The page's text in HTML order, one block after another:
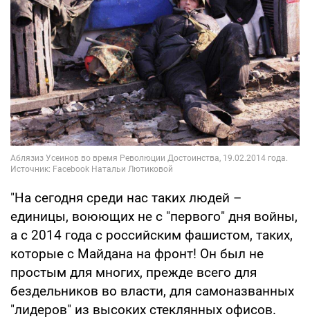
"На сегодня среди нас таких людей –
единицы, воюющих не с "первого" дня войны,
а с 2014 года с российским фашистом, таких,
которые с Майдана на фронт! Он был не
простым для многих, прежде всего для
бездельников во власти, для самоназванных
"лидеров" из высоких стеклянных офисов.